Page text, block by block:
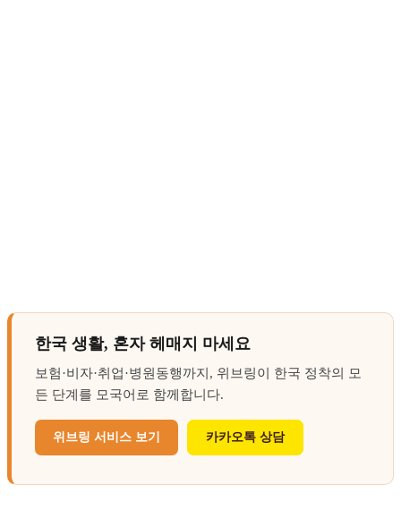
한국 생활, 혼자 헤매지 마세요
보험·비자·취업·병원동행까지, 위브링이 한국 정착의 모
든 단계를 모국어로 함께합니다.
위브링 서비스 보기 카카오톡 상담